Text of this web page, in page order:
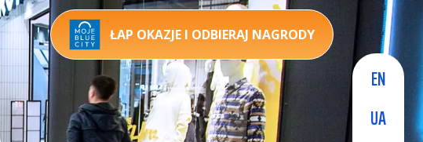
ŁAP OKAZJE I ODBIERAJ NAGRODY
EN
UA